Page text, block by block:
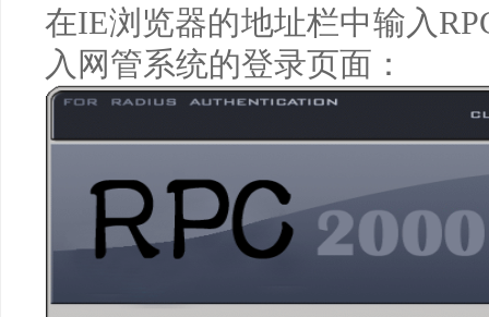
在IE浏览器的地址栏中输入
入网管系统的登录页面：